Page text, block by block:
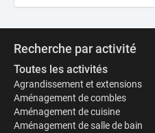
Recherche par activité
Toutes les activités
Agrandissement et extensions
Aménagement de combles
Aménagement de cuisine
Aménagement de salle de bain